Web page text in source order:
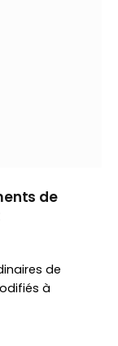
de
de
à